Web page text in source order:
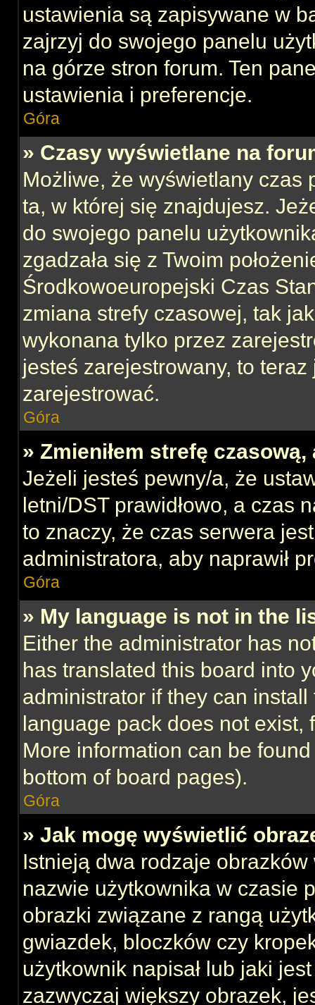
ustawienia są zapisywane w
zajrzyj do swojego panelu
na górze stron forum. Ten
ustawienia i preferencje.
Góra
» Czasy wyświetlane na
Możliwe, że wyświetlany czas
ta, w której się znajdujesz.
do swojego panelu
zgadzała się z Twoim
Środkowoeuropejski Czas
zmiana strefy czasowej, tak
wykonana tylko przez
jesteś zarejestrowany, to
zarejestrować.
Góra
» Zmieniłem strefę
Jeżeli jesteś pewny/a, że
letni/DST prawidłowo, a czas
to znaczy, że czas serwera
administratora, aby naprawił
Góra
» My language is not in the
Either the administrator has
has translated this board into
administrator if they can
language pack does not exist,
More information can be
bottom of board pages).
Góra
» Jak mogę wyświetlić
Istnieją dwa rodzaje
nazwie użytkownika w czasie
obrazki związane z rangą
gwiazdek, bloczków czy
użytkownik napisał lub jaki
zazwyczaj większy obrazek,